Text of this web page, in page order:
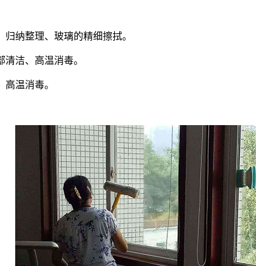
纳整理、玻璃的精细擦拭。
洁、高温消毒。
温消毒。